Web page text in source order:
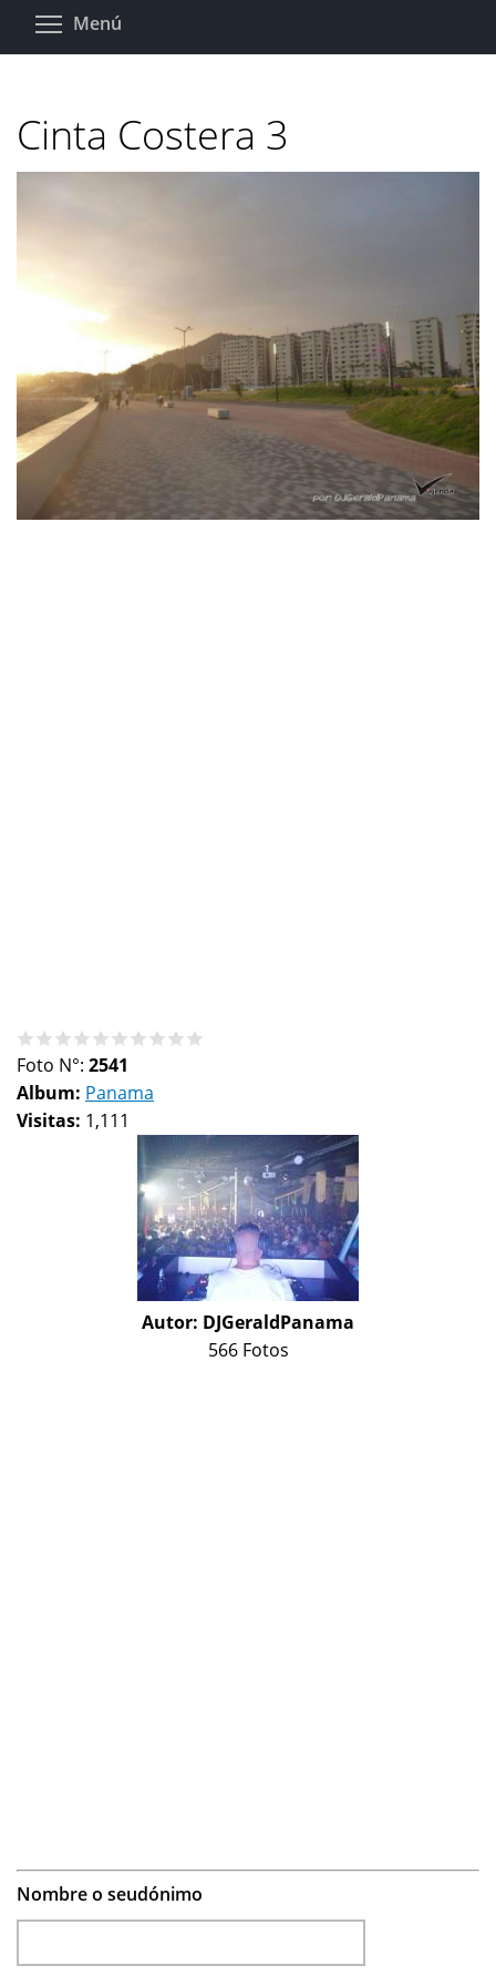
Pasar
Menú
Cinta Costera 3
Foto N°: 2541
Album: Panama
Visitas: 1,111
Autor: DJGeraldPanama
566 Fotos
Nombre o seudónimo